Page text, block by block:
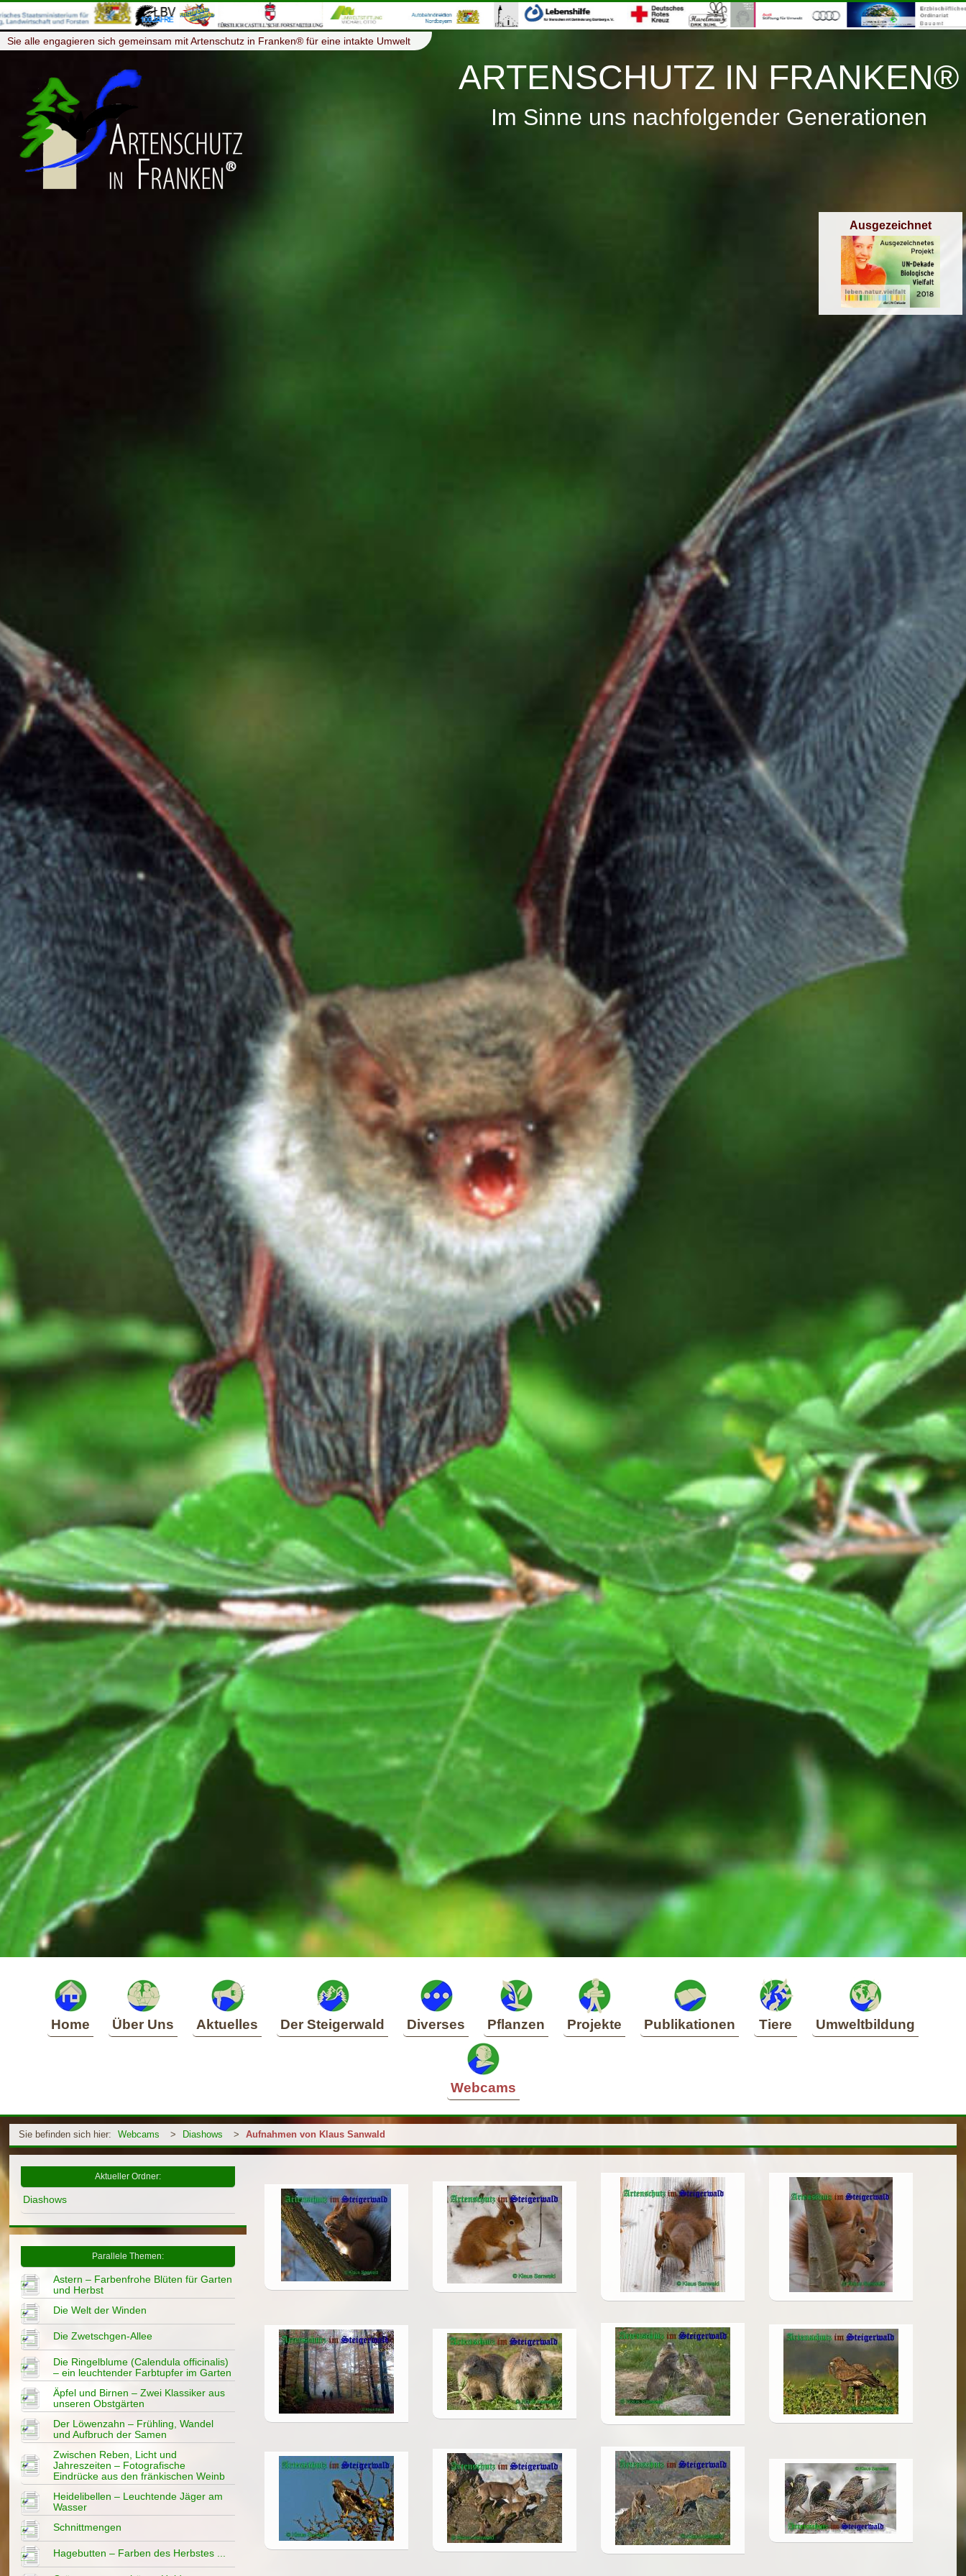
Menü ≡
Sie alle engagieren sich gemeinsam mit Artenschutz in Franken® für eine intakte Umwelt
ARTENSCHUTZ IN FRANKEN®
Im Sinne uns nachfolgender Generationen
Ausgezeichnet
Home Über Uns Aktuelles Der Steigerwald Diverses Pflanzen Projekte Publikationen Tiere Umweltbildung
Webcams
Sie befinden sich hier: Webcams > Diashows > Aufnahmen von Klaus Sanwald
Aktueller Ordner:
Diashows
Parallele Themen:
Astern – Farbenfrohe Blüten für Garten
und Herbst
Die Welt der Winden
Die Zwetschgen-Allee
Die Ringelblume (Calendula officinalis)
– ein leuchtender Farbtupfer im Garten
Äpfel und Birnen – Zwei Klassiker aus
unseren Obstgärten
Der Löwenzahn – Frühling, Wandel
und Aufbruch der Samen
Zwischen Reben, Licht und
Jahreszeiten – Fotografische
Eindrücke aus den fränkischen Weinb
Heidelibellen – Leuchtende Jäger am
Wasser
Schnittmengen
Hagebutten – Farben des Herbstes ...